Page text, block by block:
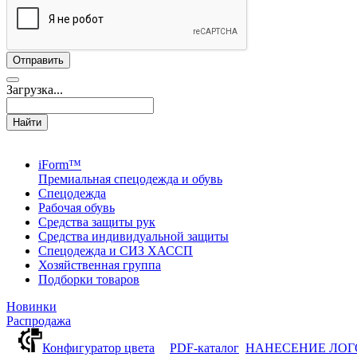
Загрузка...
Найти
iForm™
Премиальная спецодежда и обувь
Спецодежда
Рабочая обувь
Средства защиты рук
Средства индивидуальной защиты
Спецодежда и СИЗ ХАССП
Хозяйственная группа
Подборки товаров
Новинки
Распродажа
Конфигуратор цвета
PDF-каталог НАНЕСЕНИЕ